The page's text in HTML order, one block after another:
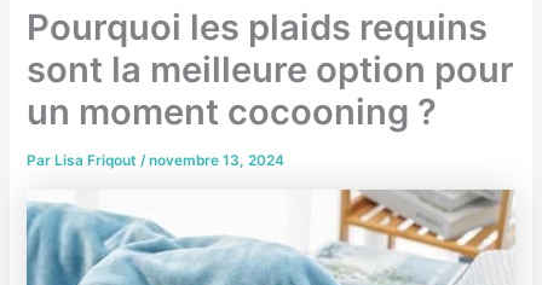
Pourquoi les plaids requins
sont la meilleure option pour
un moment cocooning ?
Par Lisa Friqout/novembre 13, 2024